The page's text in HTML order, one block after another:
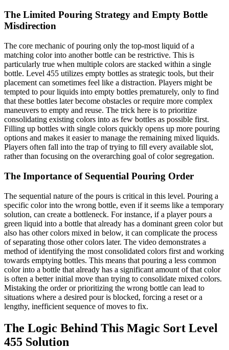
The Limited Pouring Strategy and Empty Bottle
Misdirection
The core mechanic of pouring only the top-most liquid of a
matching color into another bottle can be restrictive. This is
particularly true when multiple colors are stacked within a single
bottle. Level 455 utilizes empty bottles as strategic tools, but their
placement can sometimes feel like a distraction. Players might be
tempted to pour liquids into empty bottles prematurely, only to find
that these bottles later become obstacles or require more complex
maneuvers to empty and reuse. The trick here is to prioritize
consolidating existing colors into as few bottles as possible first.
Filling up bottles with single colors quickly opens up more pouring
options and makes it easier to manage the remaining mixed liquids.
Players often fall into the trap of trying to fill every available slot,
rather than focusing on the overarching goal of color segregation.
The Importance of Sequential Pouring Order
The sequential nature of the pours is critical in this level. Pouring a
specific color into the wrong bottle, even if it seems like a temporary
solution, can create a bottleneck. For instance, if a player pours a
green liquid into a bottle that already has a dominant green color but
also has other colors mixed in below, it can complicate the process
of separating those other colors later. The video demonstrates a
method of identifying the most consolidated colors first and working
towards emptying bottles. This means that pouring a less common
color into a bottle that already has a significant amount of that color
is often a better initial move than trying to consolidate mixed colors.
Mistaking the order or prioritizing the wrong bottle can lead to
situations where a desired pour is blocked, forcing a reset or a
lengthy, inefficient sequence of moves to fix.
The Logic Behind This Magic Sort Level
455 Solution